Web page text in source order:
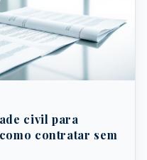
civil para
contratar sem